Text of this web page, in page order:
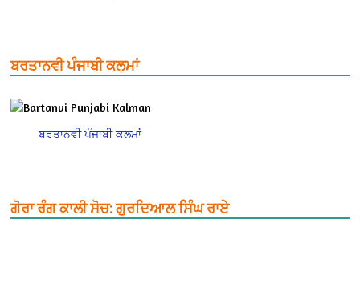
ਬਰਤਾਨਵੀ ਪੰਜਾਬੀ ਕਲਮਾਂ
ਬਰਤਾਨਵੀ ਪੰਜਾਬੀ ਕਲਮਾਂ
ਗੋਰਾ ਰੰਗ ਕਾਲੀ ਸੋਚ: ਗੁਰਦਿਆਲ ਸਿੰਘ ਰਾਏ